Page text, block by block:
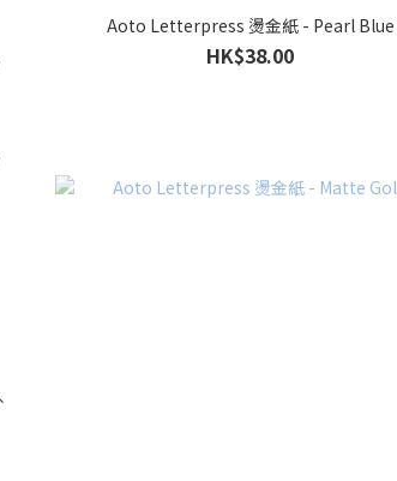
Aoto Letterpress 燙金紙 - Pearl Blue
HK$38.00